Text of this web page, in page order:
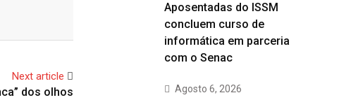
Next article
dos olhos
Aposentadas do ISSM
concluem curso de
informática em parceria
com o Senac
Agosto 6, 2026